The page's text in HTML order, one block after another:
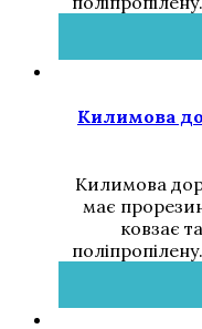
Килимова
Килимова
має
ковзає